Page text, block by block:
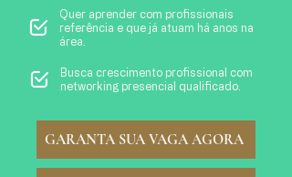
Quer aprender com profissionais
referência e que já atuam há anos na
área.
Busca crescimento profissional com
networking presencial qualificado.
GARANTA SUA VAGA AGORA